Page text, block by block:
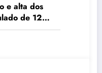
e alta dos
de 12